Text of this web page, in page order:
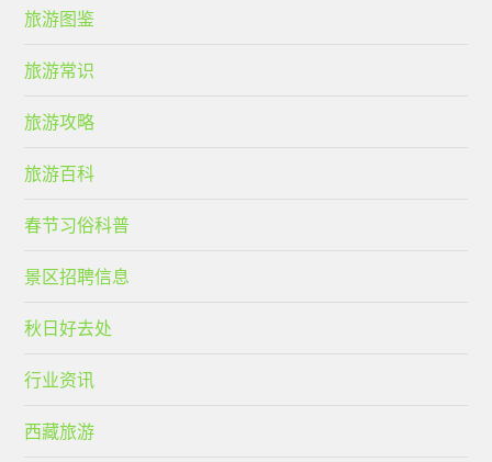
旅游图鉴
旅游常识
旅游攻略
旅游百科
春节习俗科普
景区招聘信息
秋日好去处
行业资讯
西藏旅游